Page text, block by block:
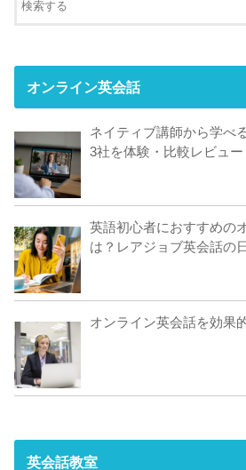
オンライン英会話
ネイティブ講師から学べ
3社を体験・比較レビュー
英語初心者におすすめの
は？レアジョブ英会話の
オンライン英会話を効果
英会話教室